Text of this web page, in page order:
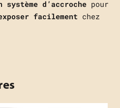
système d’accroche pour
facilement chez